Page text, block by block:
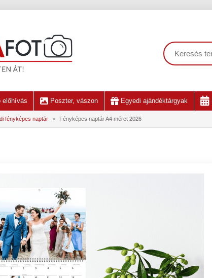
előhívás Poszter, vászon Egyedi ajándéktárgyak
fényképes naptár » Fényképes naptár A4 méret 2026